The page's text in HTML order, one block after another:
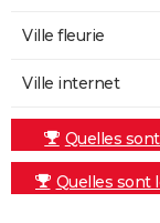
Ville fleurie
Ville internet
Quelles
Quelles sont